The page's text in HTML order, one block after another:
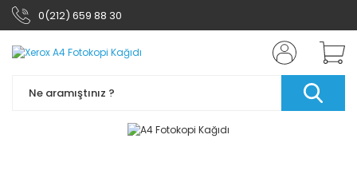
0(212) 659 88 30